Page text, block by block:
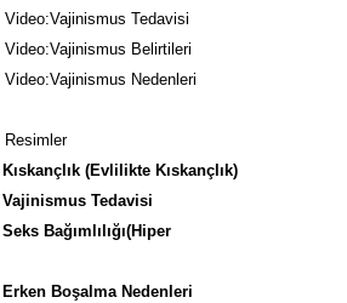
Video:Vajinismus Tedavisi
Video:Vajinismus Belirtileri
Video:Vajinismus Nedenleri
Resimler
Kıskançlık (Evlilikte Kıskançlık)
Vajinismus Tedavisi
Seks Bağımlılığı(Hiper
Erken Boşalma Nedenleri